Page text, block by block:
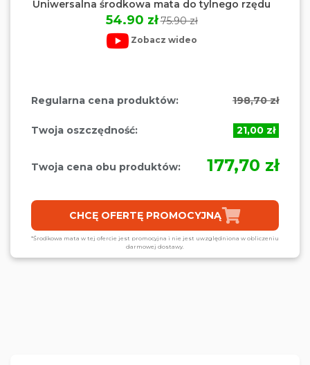
Uniwersalna środkowa mata do tylnego rzędu
54.90 zł 75.90 zł
Zobacz wideo
Regularna cena produktów: 198,70 zł
Twoja oszczędność: 21,00 zł
Twoja cena obu produktów: 177,70 zł
CHCĘ OFERTĘ PROMOCYJNĄ
*Środkowa mata w tej ofercie jest promocyjna i nie jest uwzględniona w obliczeniu
darmowej dostawy.